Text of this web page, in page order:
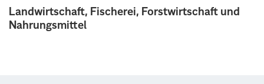
Landwirtschaft, Fischerei, Forstwirtschaft und
Nahrungsmittel